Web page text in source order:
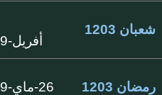
شعبان 1203
أفريل-1789
رمضان 1203 26-ماي-1789